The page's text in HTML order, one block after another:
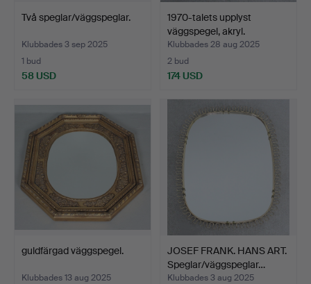
Två speglar/väggspeglar.
Klubbades 3 sep 2025
1 bud
58 USD
1970-talets upplyst
väggspegel, akryl.
Klubbades 28 aug 2025
2 bud
174 USD
guldfärgad väggspegel.
Klubbades 13 aug 2025
JOSEF FRANK. HANS ART.
Speglar/väggspeglar…
Klubbades 3 aug 2025